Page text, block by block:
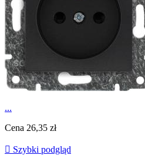
...
Cena 26,35 zł
 Szybki podgląd